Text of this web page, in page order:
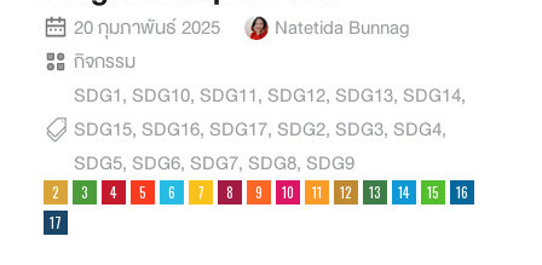
20 กุมภาพันธ์ 2025
Natetida Bunnag
กิจกรรม
SDG1, SDG10, SDG11, SDG12, SDG13, SDG14,
SDG15, SDG16, SDG17, SDG2, SDG3, SDG4,
SDG5, SDG6, SDG7, SDG8, SDG9